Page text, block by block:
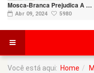
Mosca-Branca Prejudica A …
Abr 09, 2024 5980
Você está aqui: Home